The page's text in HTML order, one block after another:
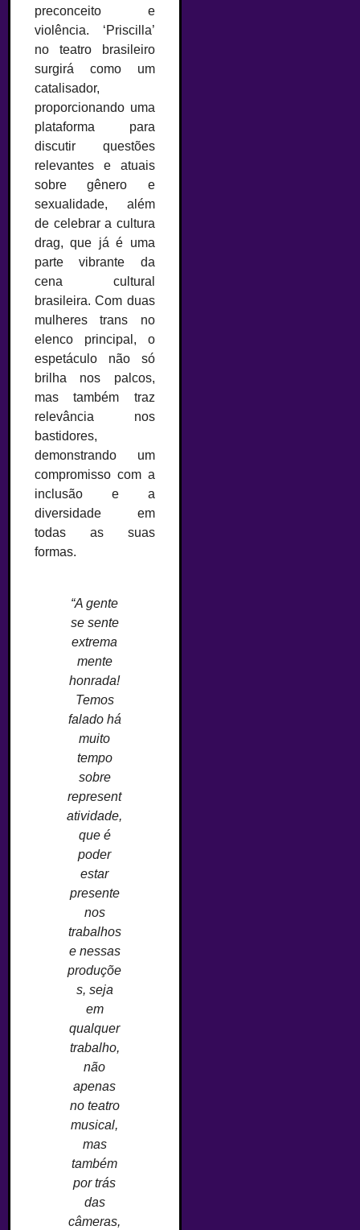
preconceito e
violência. ‘Priscilla’
no teatro brasileiro
surgirá como um
catalisador,
proporcionando uma
plataforma para
discutir questões
relevantes e atuais
sobre gênero e
sexualidade, além
de celebrar a cultura
drag, que já é uma
parte vibrante da
cena cultural
brasileira. Com duas
mulheres trans no
elenco principal, o
espetáculo não só
brilha nos palcos,
mas também traz
relevância nos
bastidores,
demonstrando um
compromisso com a
inclusão e a
diversidade em
todas as suas
formas.
“A gente
se sente
extrema
mente
honrada!
Temos
falado há
muito
tempo
sobre
represent
atividade,
que é
poder
estar
presente
nos
trabalhos
e nessas
produçõe
s, seja
em
qualquer
trabalho,
não
apenas
no teatro
musical,
mas
também
por trás
das
câmeras,